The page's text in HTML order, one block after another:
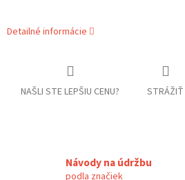
Detailné informácie
NAŠLI STE LEPŠIU CENU? STRÁŽIŤ
Návody na údržbu
podla značiek